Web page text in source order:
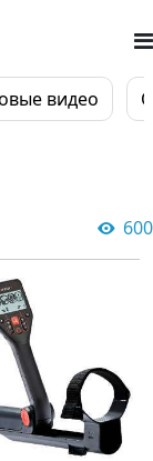
видео
600